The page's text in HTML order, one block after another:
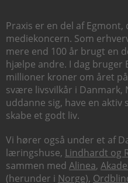
Praxis er en del af
mediekoncern. Som
mere end 100 år brugt en
hjælpe andre. I dag bruger
millioner kroner om året
svære livsvilkår i Danmark,
uddanne sig, have en
skabe et godt liv.
Vi hører også under et af
læringshuse, Lindhardt og
sammen med Alinea,
(herunder i Norge),